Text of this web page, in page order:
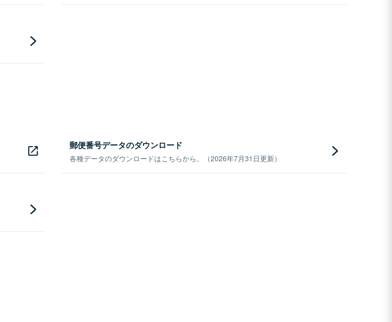
郵便番号データのダウンロード
各種データのダウンロードはこちらから。（2026年7月31日更新）